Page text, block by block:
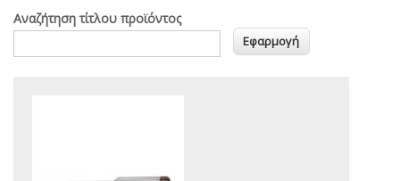
Αναζήτηση τίτλου προϊόντος